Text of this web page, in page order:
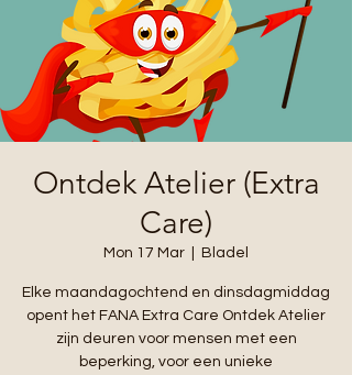
Ontdek Atelier (Extra
Care)
Mon 17 Mar Bladel
Elke maandagochtend en dinsdagmiddag
opent het FANA Extra Care Ontdek Atelier
zijn deuren voor mensen met een
beperking, voor een unieke